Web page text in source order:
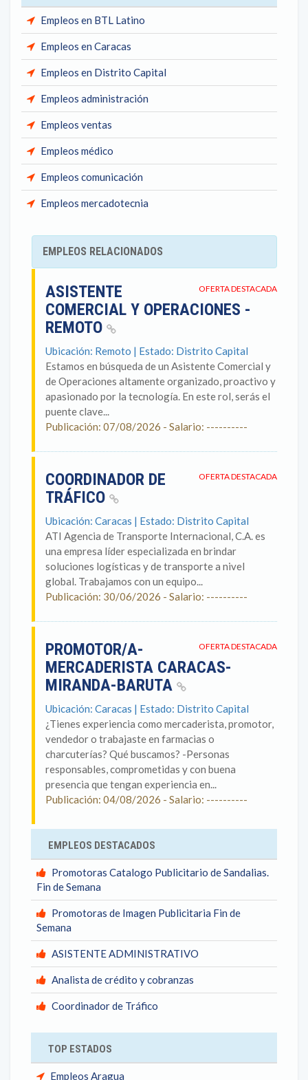
Empleos en BTL Latino
Empleos en Caracas
Empleos en Distrito Capital
Empleos administración
Empleos ventas
Empleos médico
Empleos comunicación
Empleos mercadotecnia
EMPLEOS RELACIONADOS
OFERTA DESTACADA
ASISTENTE
COMERCIAL Y OPERACIONES -
REMOTO
Ubicación: Remoto | Estado: Distrito Capital
Estamos en búsqueda de un Asistente Comercial y
de Operaciones altamente organizado, proactivo y
apasionado por la tecnología. En este rol, serás el
puente clave...
Publicación: 07/08/2026 - Salario: ----------
OFERTA DESTACADA
COORDINADOR DE
TRÁFICO
Ubicación: Caracas | Estado: Distrito Capital
ATI Agencia de Transporte Internacional, C.A. es
una empresa líder especializada en brindar
soluciones logísticas y de transporte a nivel
global. Trabajamos con un equipo...
Publicación: 30/06/2026 - Salario: ----------
OFERTA DESTACADA
PROMOTOR/A-
MERCADERISTA CARACAS-
MIRANDA-BARUTA
Ubicación: Caracas | Estado: Distrito Capital
¿Tienes experiencia como mercaderista, promotor,
vendedor o trabajaste en farmacias o
charcuterías? Qué buscamos? -Personas
responsables, comprometidas y con buena
presencia que tengan experiencia en...
Publicación: 04/08/2026 - Salario: ----------
EMPLEOS DESTACADOS
Promotoras Catalogo Publicitario de Sandalias.
Fin de Semana
Promotoras de Imagen Publicitaria Fin de
Semana
ASISTENTE ADMINISTRATIVO
Analista de crédito y cobranzas
Coordinador de Tráfico
TOP ESTADOS
Empleos Aragua